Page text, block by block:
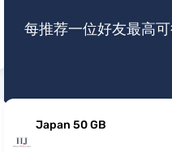
每推荐一位好友最高
Japan 50 GB